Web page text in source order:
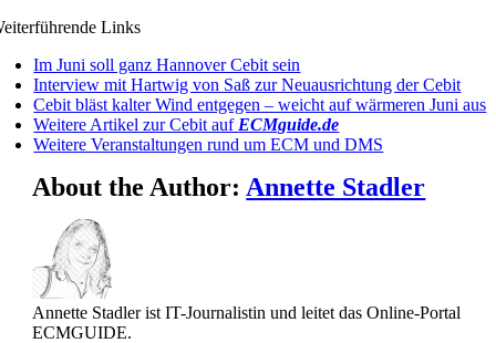
Links
Im Juni soll ganz Hannover Cebit sein
Interview mit Hartwig von Saß zur Neuausrichtung der Cebit
Cebit bläst kalter Wind entgegen – weicht auf wärmeren Juni aus
Weitere Artikel zur Cebit auf ECMguide.de
Weitere Veranstaltungen rund um ECM und DMS
About the Author: Annette Stadler
Annette Stadler ist IT-Journalistin und leitet das Online-Portal
ECMGUIDE.